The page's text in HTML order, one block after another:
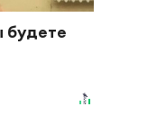
будете